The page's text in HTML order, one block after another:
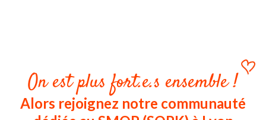
On est plus fort.e.s ensemble !
Alors rejoignez notre communauté